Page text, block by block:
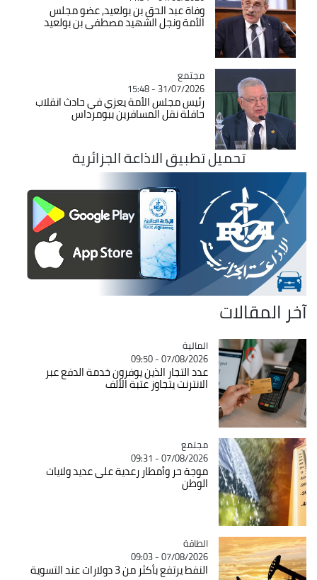
وفاة عبد الحق بن بولعيد, عضو مجلس
الأمة ونجل الشهيد مصطفى بن بولعيد
Catégorie
مجتمع
31/07/2026 - 15:48
رئيس مجلس الأمة يعزي في حادث انقلاب
حافلة نقل المسافرين ببومرداس
تحميل تطبيق الاذاعة الجزائرية
آخر المقالات
Catégorie
المالية
07/08/2026 - 09:50
عدد التجار الذين يوفرون خدمة الدفع عبر
الانترنت يتجاوز عتبة الألف
Catégorie
مجتمع
07/08/2026 - 09:31
موجة حر وأمطار رعدية على عديد ولايات
الوطن
Catégorie
الطاقة
07/08/2026 - 09:03
النفط يرتفع بأكثر من 3 دولارات عند التسوية